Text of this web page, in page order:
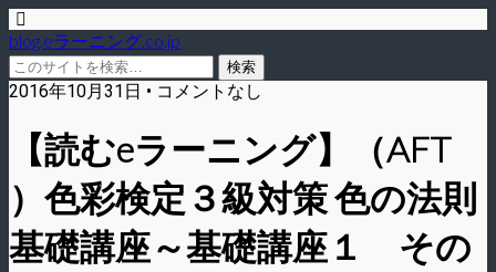
blog.eラーニング.co.jp
2016年10月31日 • コメントなし
【読むeラーニング】（AFT
）色彩検定３級対策 色の法則
基礎講座～基礎講座１ その